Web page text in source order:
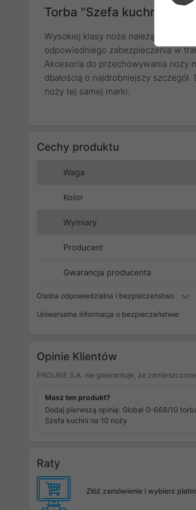
Torba "Szefa kuchni" na
Wysokiej klasy noże należą do
odpowiedniego zabezpieczenia w
Akcesoria do przechowywania noży
dbałością o najdrobniejszy
noży tej samej marki.
Cechy produktu
Waga
Kolor
Wymiary
Producent
Gwarancja producenta
Osoba odpowiedzialna i bezpieczeństwo
Uniwersalna informacja o bezpieczeństwie
Opinie Klientów
PROLINE S.A. nie gwarantuje, że
Masz ten produkt?
Dodaj pierwszą opinię: Global G-668/10
Szefa kuchni na 10 noży
Raty
Złóż zamówienie i wybierz